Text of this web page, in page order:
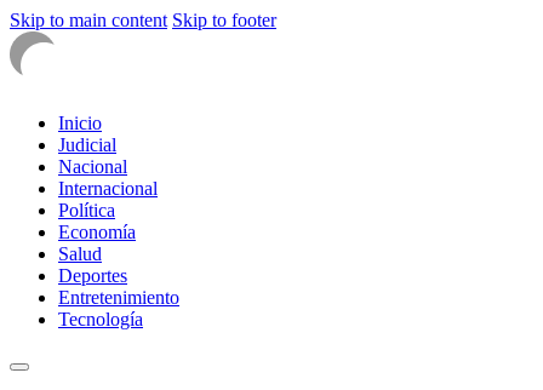
Skip to main content Skip to footer
Inicio
Judicial
Nacional
Internacional
Política
Economía
Salud
Deportes
Entretenimiento
Tecnología